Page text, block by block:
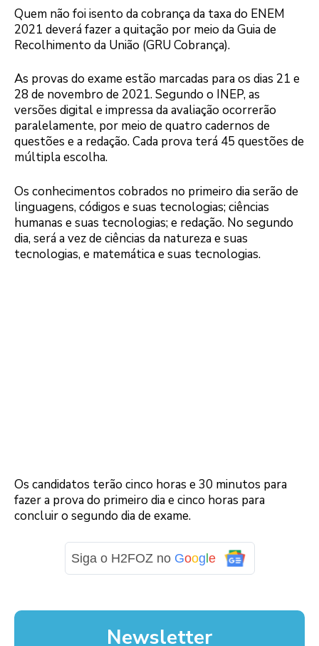
Quem não foi isento da cobrança da taxa do ENEM
2021 deverá fazer a quitação por meio da Guia de
Recolhimento da União (GRU Cobrança).
As provas do exame estão marcadas para os dias 21 e
28 de novembro de 2021. Segundo o INEP, as
versões digital e impressa da avaliação ocorrerão
paralelamente, por meio de quatro cadernos de
questões e a redação. Cada prova terá 45 questões de
múltipla escolha.
Os conhecimentos cobrados no primeiro dia serão de
linguagens, códigos e suas tecnologias; ciências
humanas e suas tecnologias; e redação. No segundo
dia, será a vez de ciências da natureza e suas
tecnologias, e matemática e suas tecnologias.
Os candidatos terão cinco horas e 30 minutos para
fazer a prova do primeiro dia e cinco horas para
concluir o segundo dia de exame.
Siga o H2FOZ no Goog e
Newsletter